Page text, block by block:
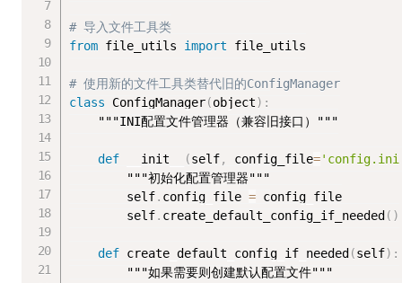
# 导入文件工具类
from file_utils import file_utils
# 使用新的文件工具类替代旧的ConfigManager
class
ConfigManager(object) :
"""INI配置文件管理器（兼容旧接口）"""
def __init__ (self, config_file=
"""初始化配置管理器"""
        self
. config_file = config_file
        self
. create_default_config_if_needed ( )
def create_default_config_if_needed (self) :
"""如果需要则创建默认配置文件"""